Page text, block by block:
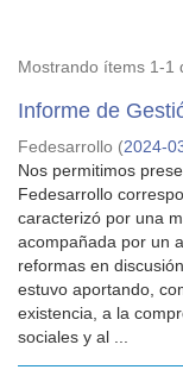
Mostrando ítems 1-1
Informe de
Fedesarrollo (2024-
Nos permitimos
Fedesarrollo
caracterizó por una
acompañada por un
reformas en
estuvo aportando,
existencia, a la
sociales y al ...